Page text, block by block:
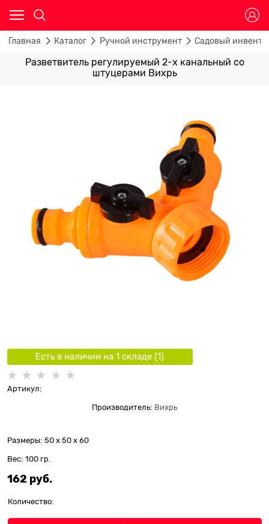
Главная Каталог Ручной инструмент Садовый
Разветвитель регулируемый 2-х канальный со
штуцерами Вихрь
Есть в наличии на 1 складe (1)
Артикул:
Производитель: Вихрь
Размеры: 50 x 50 x 60
Вес: 100 гр.
162 руб.
Количество: